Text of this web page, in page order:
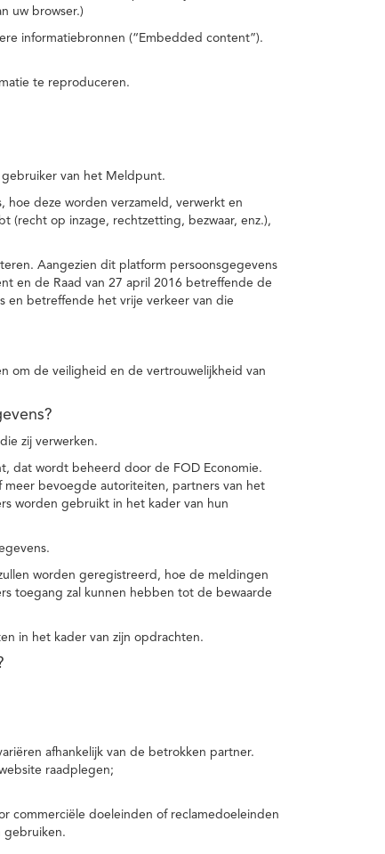
uw browser.)
informatiebronnen (“Embedded content”).
te reproduceren.
van het Meldpunt.
hoe deze worden verzameld, verwerkt en
(recht op inzage, rechtzetting, bezwaar, enz.),
Aangezien dit platform persoonsgegevens
en de Raad van 27 april 2016 betreffende de
en betreffende het vrije verkeer van die
om de veiligheid en de vertrouwelijkheid van
zij verwerken.
dat wordt beheerd door de FOD Economie.
meer bevoegde autoriteiten, partners van het
worden gebruikt in het kader van hun
worden geregistreerd, hoe de meldingen
toegang zal kunnen hebben tot de bewaarde
in het kader van zijn opdrachten.
afhankelijk van de betrokken partner.
raadplegen;
commerciële doeleinden of reclamedoeleinden
gebruiken.